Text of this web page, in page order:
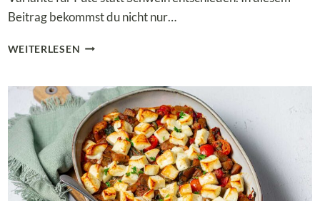
Beitrag bekommst du nicht nur…
WEITERLESEN SOUVLAKI
EINFACH
&
LOW
CARB